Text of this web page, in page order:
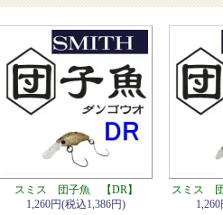
スミス 団子魚 【DR】
1,260円(税込1,386円)
スミス